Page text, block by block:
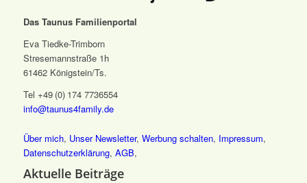
Das Taunus Familienportal
Eva Tiedke-Trimborn
Stresemannstraße 1h
61462 Königstein/Ts.
Tel +49 (0) 174 7736554
info@taunus4family.de
Über mich, Unser Newsletter, Werbung schalten, Impressum,
Datenschutz­erklärung, AGB,
Aktuelle Beiträge